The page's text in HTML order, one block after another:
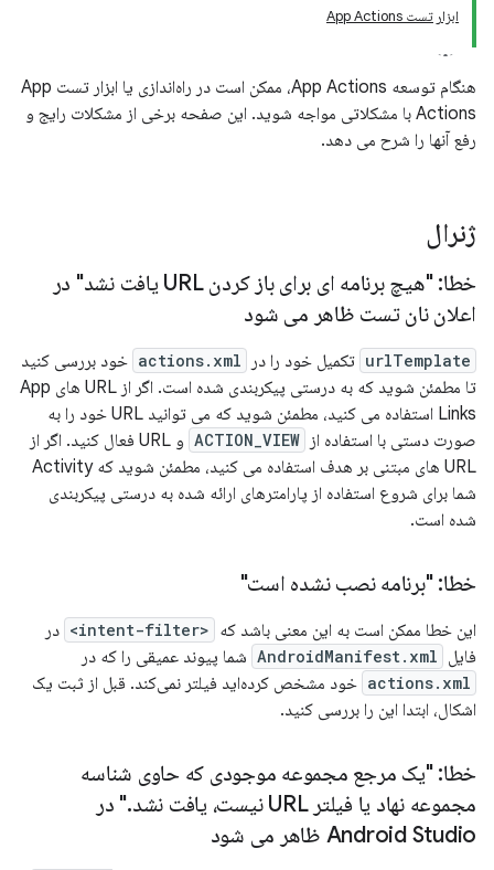
ابزار تست App Actions
هنگام توسعه App Actions، ممکن است در راه‌اندازی یا ابزار تست App
Actions با مشکلاتی مواجه شوید. این صفحه برخی از مشکلات رایج و
رفع آنها را شرح می دهد.
ژنرال
خطا: "هیچ برنامه ای برای باز کردن URL یافت نشد" در
اعلان نان تست ظاهر می شود
urlTemplate تکمیل خود را در actions.xml خود بررسی کنید
تا مطمئن شوید که به درستی پیکربندی شده است. اگر از URL های App
Links استفاده می کنید، مطمئن شوید که می توانید URL خود را به
صورت دستی با استفاده از ACTION_VIEW
و URL فعال کنید. اگر از
URL های مبتنی بر هدف استفاده می کنید، مطمئن شوید که Activity
شما برای شروع استفاده از پارامترهای ارائه شده به درستی پیکربندی
شده است.
خطا: "برنامه نصب نشده است"
این خطا ممکن است به این معنی باشد که <intent-filter>
در
فایل AndroidManifest.xml شما پیوند عمیقی را که در
actions.xml خود مشخص کرده‌اید فیلتر نمی‌کند. قبل از ثبت یک
اشکال، ابتدا این را بررسی کنید.
خطا: "یک مرجع مجموعه موجودی که حاوی شناسه
مجموعه نهاد یا فیلتر URL نیست، یافت نشد
." در
Android Studio ظاهر می شود